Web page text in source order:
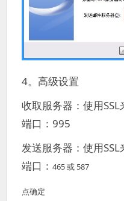
4。高级设置
收取服务器：使用
端口：995
发送服务器：使用
端口： 465 或 587
点确定